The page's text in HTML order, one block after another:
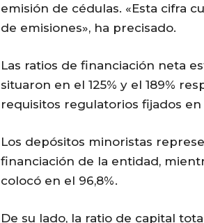
emisión de cédulas. «Esta cifra
de emisiones», ha precisado.
Las ratios de financiación neta
situaron en el 125% y el 189%
requisitos regulatorios fijados en
Los depósitos minoristas
financiación de la entidad,
colocó en el 96,8%.
De su lado, la ratio de capital